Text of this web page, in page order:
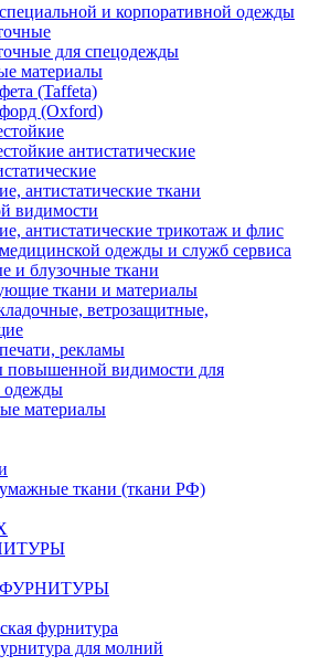
и корпоративной одежды
для спецодежды
материалы
(Taffeta)
(Oxford)
антистатические
антистатические ткани
видимости
антистатические трикотаж и флис
одежды и служб сервиса
и блузочные ткани
ткани и материалы
ветрозащитные,
рекламы
повышенной видимости для
одежды
материалы
ткани (ткани РФ)
фурнитура
для молний